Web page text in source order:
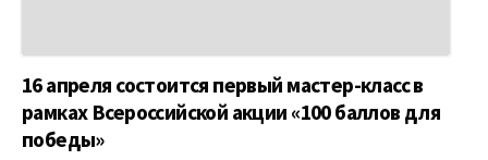
16 апреля состоится первый мастер-класс в
рамках Всероссийской акции «100 баллов для
победы»